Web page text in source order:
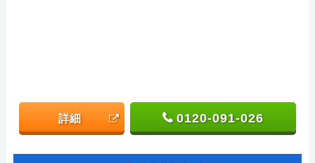
詳細 0120-091-026